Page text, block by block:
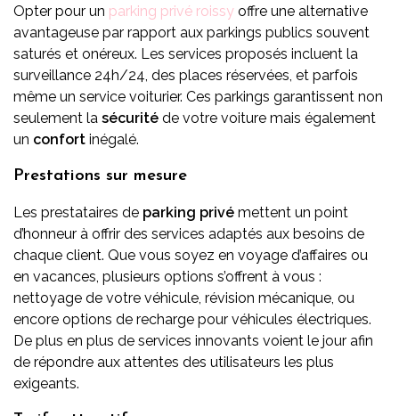
Opter pour un parking privé roissy offre une alternative
avantageuse par rapport aux parkings publics souvent
saturés et onéreux. Les services proposés incluent la
surveillance 24h/24, des places réservées, et parfois
même un service voiturier. Ces parkings garantissent non
seulement la sécurité de votre voiture mais également
un confort inégalé.
Prestations sur mesure
Les prestataires de parking privé mettent un point
d’honneur à offrir des services adaptés aux besoins de
chaque client. Que vous soyez en voyage d’affaires ou
en vacances, plusieurs options s’offrent à vous :
nettoyage de votre véhicule, révision mécanique, ou
encore options de recharge pour véhicules électriques.
De plus en plus de services innovants voient le jour afin
de répondre aux attentes des utilisateurs les plus
exigeants.